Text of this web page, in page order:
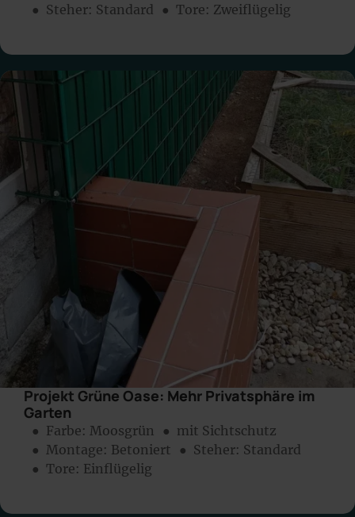
● Steher: Standard
● Tore: Zweiflügelig
Projekt Grüne Oase: Mehr Privatsphäre im
Garten
● Farbe: Moosgrün
● mit Sichtschutz
● Montage: Betoniert
● Steher: Standard
● Tore: Einflügelig